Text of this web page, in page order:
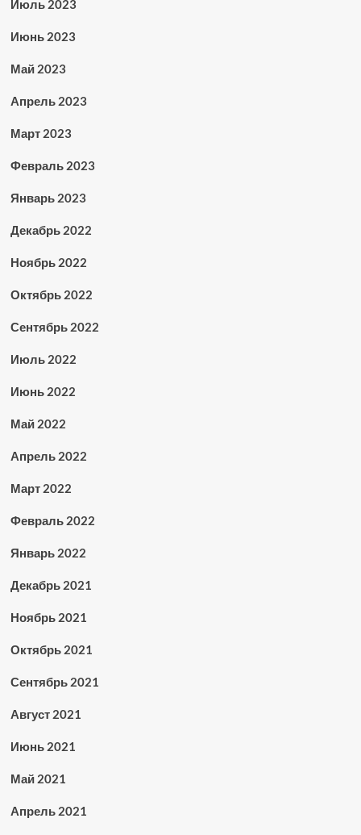
Июль 2023
Июнь 2023
Май 2023
Апрель 2023
Март 2023
Февраль 2023
Январь 2023
Декабрь 2022
Ноябрь 2022
Октябрь 2022
Сентябрь 2022
Июль 2022
Июнь 2022
Май 2022
Апрель 2022
Март 2022
Февраль 2022
Январь 2022
Декабрь 2021
Ноябрь 2021
Октябрь 2021
Сентябрь 2021
Август 2021
Июнь 2021
Май 2021
Апрель 2021